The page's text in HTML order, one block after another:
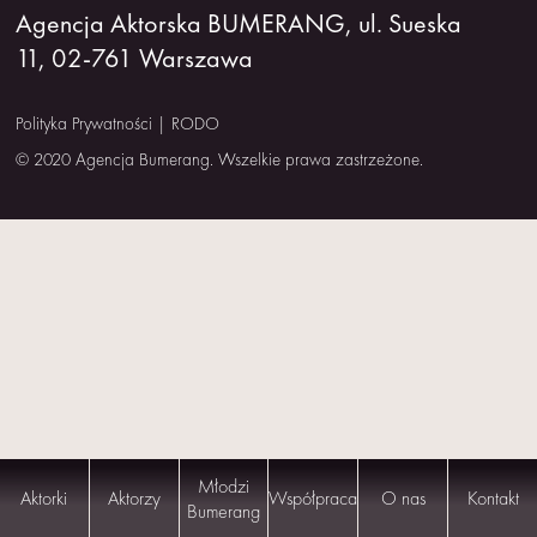
NAS
Aktorki Aktorzy
Młodzi
Bumerang Współpraca O nas Kontakt
Agencja Aktorska BUMERANG, ul. Sueska
11, 02-761 Warszawa
Polityka Prywatności | RODO
© 2020 Agencja Bumerang. Wszelkie prawa zastrzeżone.